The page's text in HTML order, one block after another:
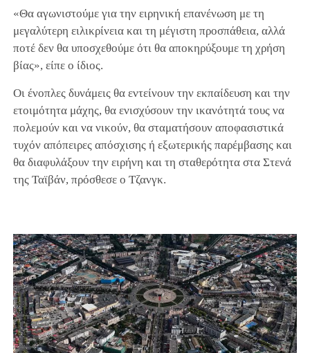
«Θα αγωνιστούμε για την ειρηνική επανένωση με τη
μεγαλύτερη ειλικρίνεια και τη μέγιστη προσπάθεια, αλλά
ποτέ δεν θα υποσχεθούμε ότι θα αποκηρύξουμε τη χρήση
βίας», είπε ο ίδιος.
Οι ένοπλες δυνάμεις θα εντείνουν την εκπαίδευση και την
ετοιμότητα μάχης, θα ενισχύσουν την ικανότητά τους να
πολεμούν και να νικούν, θα σταματήσουν αποφασιστικά
τυχόν απόπειρες απόσχισης ή εξωτερικής παρέμβασης και
θα διαφυλάξουν την ειρήνη και τη σταθερότητα στα Στενά
της Ταϊβάν, πρόσθεσε ο Τζανγκ.